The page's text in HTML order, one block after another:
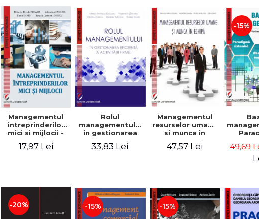
Managementul
intreprinderilor
mici si mijlocii -
Elena David,
Mihaela-Mirela
17,97 Lei
Rolul
managementului
in gestionarea
eficienta a
activitatii firmei -
Dogaru,
Valentina Zaharia
33,83 Lei
Managementul
resurselor umane
si munca in
47,57 Lei
-15%
49,69
-20% -15% -15%